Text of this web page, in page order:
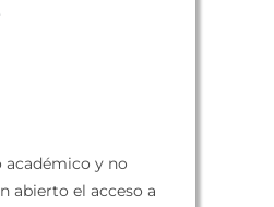
académico y no
abierto el acceso a